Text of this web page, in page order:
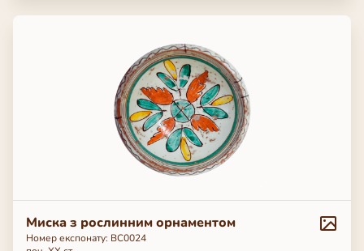
Миска з рослинним орнаментом
Номер експонату: ВС0024